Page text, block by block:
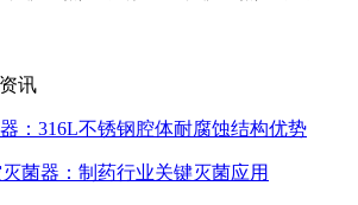
讯
：316L不锈钢腔体耐腐蚀结构优势
菌器：制药行业关键灭菌应用